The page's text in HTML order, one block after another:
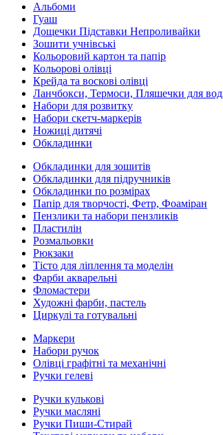
Альбоми
Гуаш
Дощечки Підставки Непроливайки
Зошити учнівські
Кольоровий картон та папір
Кольорові олівці
Крейда та воскові олівці
Ланчбокси, Термоси, Пляшечки для
Набори для розвитку
Набори скетч-маркерів
Ножиці дитячі
Обкладинки
Обкладинки для зошитів
Обкладинки для підручників
Обкладинки по розмірах
Папір для творчості, Фетр, Фоаміран
Пензлики та набори пензликів
Пластилін
Розмальовки
Рюкзаки
Тісто для ліплення та моделін
Фарби акварельні
Фломастери
Художні фарби, пастель
Циркулі та готувальні
Маркери
Набори ручок
Олівці графітні та механічні
Ручки гелеві
Ручки кулькові
Ручки масляні
Ручки Пиши-Стирай